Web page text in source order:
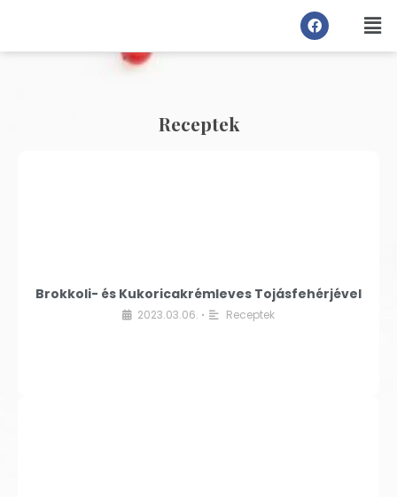
Receptek
Brokkoli- és Kukoricakrémleves Tojásfehérjével
2023.03.06. • Receptek